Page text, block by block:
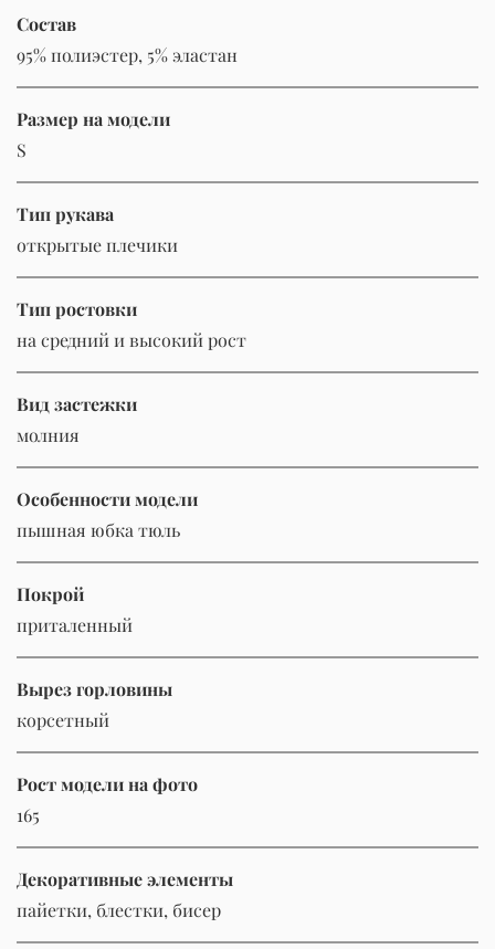
Состав
95% полиэстер, 5% эластан
Размер на модели
S
Тип рукава
открытые плечики
Тип ростовки
на средний и высокий рост
Вид застежки
молния
Особенности модели
пышная юбка тюль
Покрой
приталенный
Вырез горловины
корсетный
Рост модели на фото
165
Декоративные элементы
пайетки, блестки, бисер